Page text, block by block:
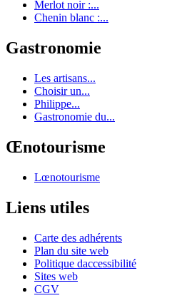
Merlot noir :...
Chenin blanc :...
Gastronomie
Les artisans...
Choisir un...
Philippe...
Gastronomie du...
Œnotourisme
Lœnotourisme
Liens utiles
Carte des adhérents
Plan du site web
Politique daccessibilité
Sites web
CGV